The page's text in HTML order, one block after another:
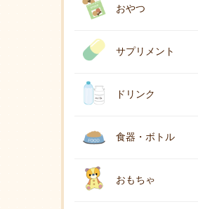
おやつ
サプリメント
ドリンク
食器・ボトル
おもちゃ